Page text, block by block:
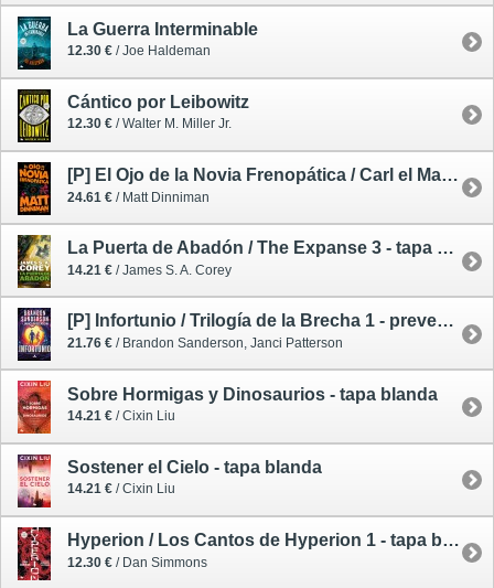
La Guerra Interminable
12.30 € / Joe Haldeman
Cántico por Leibowitz
12.30 € / Walter M. Miller Jr.
[P] El Ojo de la Novia Frenopática / Carl el Mazmorrero 6 - preventa 22/10/26
24.61 € / Matt Dinniman
La Puerta de Abadón / The Expanse 3 - tapa blanda
14.21 € / James S. A. Corey
[P] Infortunio / Trilogía de la Brecha 1 - preventa 17/09/26
21.76 € / Brandon Sanderson, Janci Patterson
Sobre Hormigas y Dinosaurios - tapa blanda
14.21 € / Cixin Liu
Sostener el Cielo - tapa blanda
14.21 € / Cixin Liu
Hyperion / Los Cantos de Hyperion 1 - tapa blanda
12.30 € / Dan Simmons